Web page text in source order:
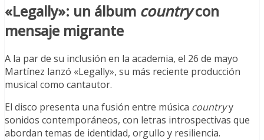
«Legally»: un álbum countrycon
mensaje migrante
A la par de su inclusión en la academia, el 26 de mayo
Martínez lanzó «Legally», su más reciente producción
musical como cantautor.
El disco presenta una fusión entre música countryy
sonidos contemporáneos, con letras introspectivas que
abordan temas de identidad, orgullo y resiliencia.